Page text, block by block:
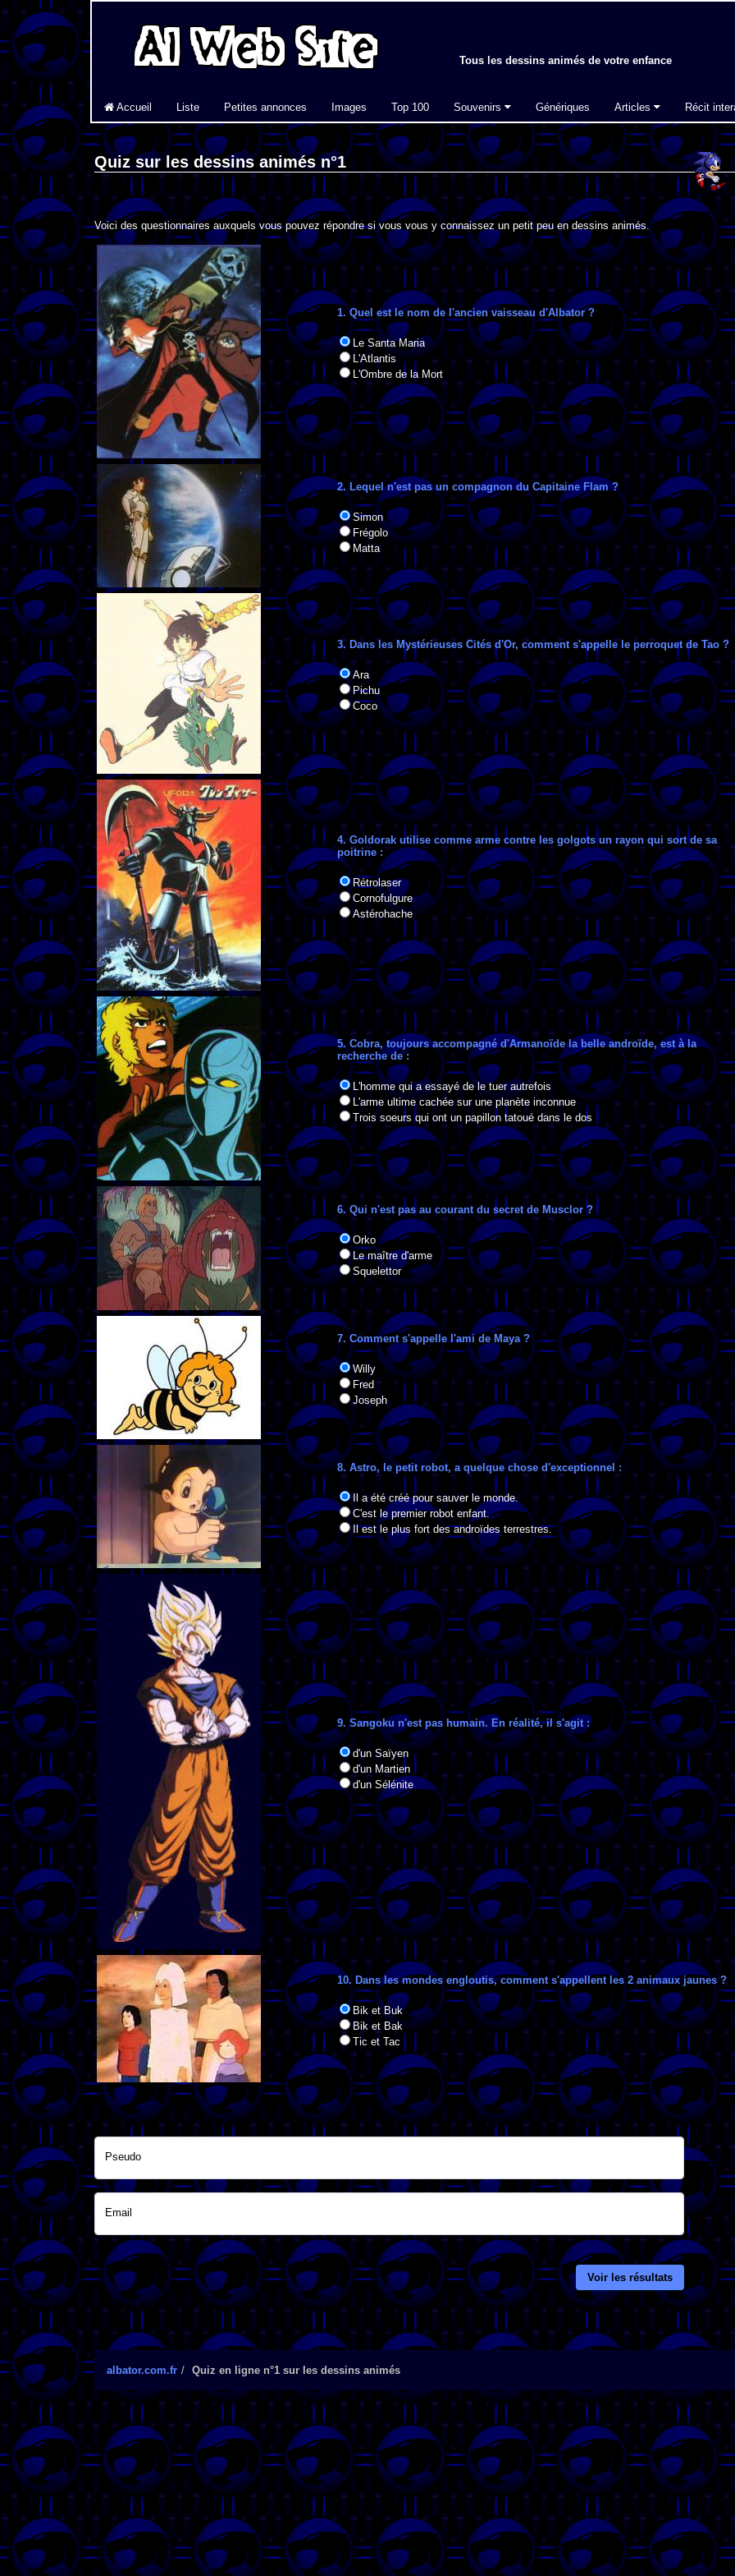
Tous les dessins animés de votre enfance
Accueil Liste Petites annonces Images Top 100 Souvenirs Génériques Articles Récit
Quiz sur les dessins animés n°1
Voici des questionnaires auxquels vous pouvez répondre si vous vous y connaissez un petit peu en dessins animés.
1. Quel est le nom de l'ancien vaisseau d'Albator ?
Le Santa Maria
L'Atlantis
L'Ombre de la Mort
2. Lequel n'est pas un compagnon du Capitaine Flam ?
Simon
Frégolo
Matta
3. Dans les Mystérieuses Cités d'Or, comment s'appelle le perroquet de Tao ?
Ara
Pichu
Coco
4. Goldorak utilise comme arme contre les golgots un rayon qui sort de sa
poitrine :
Rétrolaser
Cornofulgure
Astérohache
5. Cobra, toujours accompagné d'Armanoïde la belle androïde, est à la
recherche de :
L'homme qui a essayé de le tuer autrefois
L'arme ultime cachée sur une planète inconnue
Trois soeurs qui ont un papillon tatoué dans le dos
6. Qui n'est pas au courant du secret de Musclor ?
Orko
Le maître d'arme
Squelettor
7. Comment s'appelle l'ami de Maya ?
Willy
Fred
Joseph
8. Astro, le petit robot, a quelque chose d'exceptionnel :
Il a été créé pour sauver le monde.
C'est le premier robot enfant.
Il est le plus fort des androïdes terrestres.
9. Sangoku n'est pas humain. En réalité, il s'agit :
d'un Saïyen
d'un Martien
d'un Sélénite
10. Dans les mondes engloutis, comment s'appellent les 2 animaux jaunes ?
Bik et Buk
Bik et Bak
Tic et Tac
Pseudo
Email
Voir les résultats
albator.com.fr Quiz en ligne n°1 sur les dessins animés